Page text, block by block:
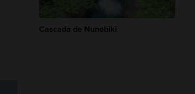
Cascada de Nunobiki